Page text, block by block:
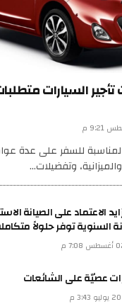
السيارات
المناسبة للسفر على عدة
وتفضيلات…
الاعتماد على الصيانة
السنوية توفر حلولاً
عصيّة على الشائعات